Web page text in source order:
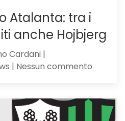
Atalanta: tra i
anche Hojbjerg
Cardani |
| Nessun commento
tra